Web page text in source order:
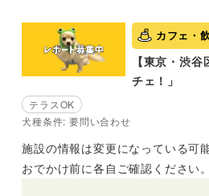
カフェ・
【東京・渋
チェ！」
テラスOK
犬種条件: 要問い合わせ
施設の情報は変更になっている可
おでかけ前に各自ご確認ください。